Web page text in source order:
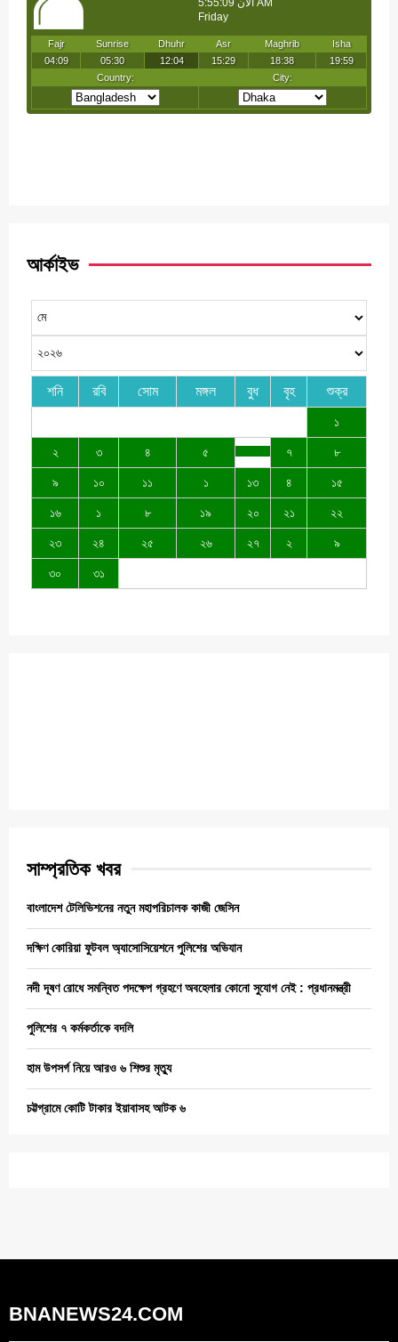
আর্কাইভ
শনি রবি সোম মঙ্গল বুধ বৃহ শুক্র
১
২ ৩ ৪ ৫ ৭ ৮
৯ ১০ ১১ ১ ১৩ ৪ ১৫
১৬ ১ ৮ ১৯ ২০ ২১ ২২
২৩ ২৪ ২৫ ২৬ ২৭ ২ ৯
৩০ ৩১
সাম্প্রতিক খবর
বাংলাদেশ টেলিভিশনের নতুন মহাপরিচালক কাজী জেসিন
দক্ষিণ কোরিয়া ফুটবল অ্যাসোসিয়েশনে পুলিশের অভিযান
নদী দূষণ রোধে সমন্বিত পদক্ষেপ গ্রহণে অবহেলার কোনো সুযোগ নেই : প্রধানমন্ত্রী
পুলিশের ৭ কর্মকর্তাকে বদলি
হাম উপসর্গ নিয়ে আরও ৬ শিশুর মৃত্যু
চট্টগ্রামে কোটি টাকার ইয়াবাসহ আটক ৬
BNANEWS24.COM